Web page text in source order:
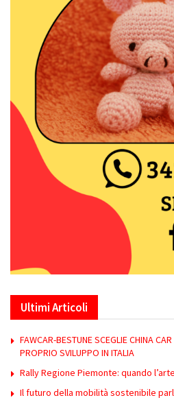
Ultimi Articoli
FAWCAR-BESTUNE SCEGLIE CHINA
PROPRIO SVILUPPO IN ITALIA
Rally Regione Piemonte: quando
Il futuro della mobilità sostenibile